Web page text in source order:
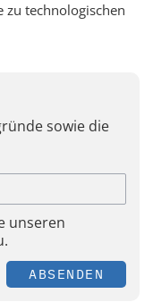
technologischen
sowie die
unseren
ABSENDEN